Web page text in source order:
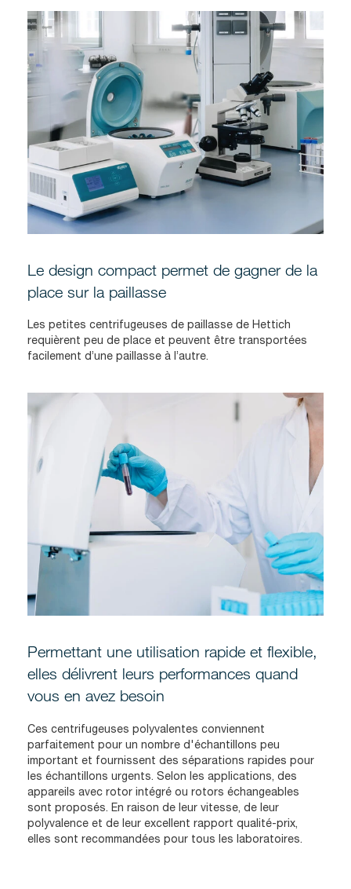
Le design compact permet de gagner de la
place sur la paillasse
Les petites centrifugeuses de paillasse de Hettich
requièrent peu de place et peuvent être transportées
facilement d’une paillasse à l’autre.
Permettant une utilisation rapide et flexible,
elles délivrent leurs performances quand
vous en avez besoin
Ces centrifugeuses polyvalentes conviennent
parfaitement pour un nombre d'échantillons peu
important et fournissent des séparations rapides pour
les échantillons urgents. Selon les applications, des
appareils avec rotor intégré ou rotors échangeables
sont proposés. En raison de leur vitesse, de leur
polyvalence et de leur excellent rapport qualité-prix,
elles sont recommandées pour tous les laboratoires.